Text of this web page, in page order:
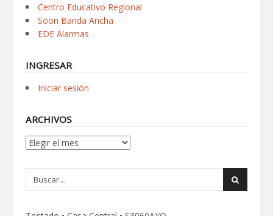
Centro Educativo Regional
Soon Banda Ancha
EDE Alarmas
INGRESAR
Iniciar sesión
ARCHIVOS
Archivos